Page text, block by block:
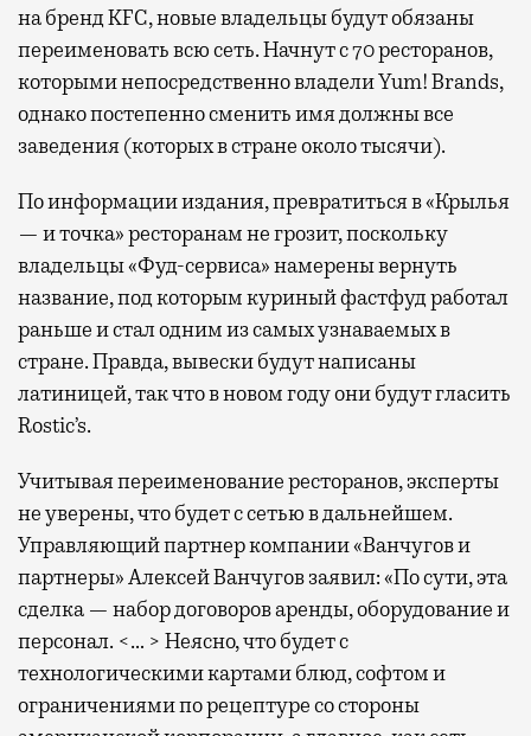
на бренд KFC, новые владельцы будут обязаны
переименовать всю сеть. Начнут с 70 ресторанов,
которыми непосредственно владели Yum! Brands,
однако постепенно сменить имя должны все
заведения (которых в стране около тысячи).
По информации издания, превратиться в «Крылья
— и точка» ресторанам не грозит, поскольку
владельцы «Фуд-сервиса» намерены вернуть
название, под которым куриный фастфуд работал
раньше и стал одним из самых узнаваемых в
стране. Правда, вывески будут написаны
латиницей, так что в новом году они будут гласить
Rostic’s.
Учитывая переименование ресторанов, эксперты
не уверены, что будет с сетью в дальнейшем.
Управляющий партнер компании «Ванчугов и
партнеры» Алексей Ванчугов заявил: «По сути, эта
сделка — набор договоров аренды, оборудование и
персонал. <… > Неясно, что будет с
технологическими картами блюд, софтом и
ограничениями по рецептуре со стороны